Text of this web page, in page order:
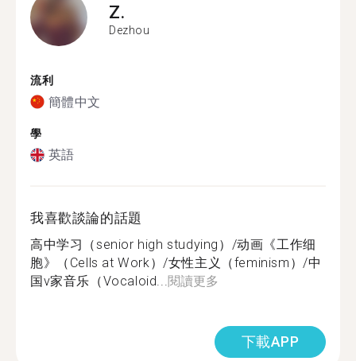
Z.
Dezhou
流利
簡體中文
學
英語
我喜歡談論的話題
高中学习（senior high studying）/动画《工作细
胞》（Cells at Work）/女性主义（feminism）/中
国v家音乐（Vocaloid...閱讀更多
下載APP